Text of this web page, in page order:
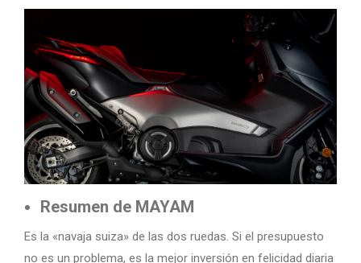
Resumen de MAYAM
Es la «navaja suiza» de las dos ruedas. Si el presupuesto
no es un problema, es la mejor inversión en felicidad diaria